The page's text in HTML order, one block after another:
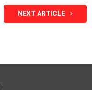
NEXT ARTICLE